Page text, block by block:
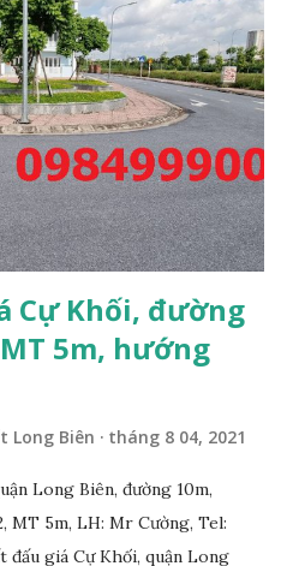
Cự Khối, đường
5m, hướng
Long Biên tháng 8 04, 2021
Long Biên, đường 10m,
MT 5m, LH: Mr Cường, Tel:
giá Cự Khối, quận Long